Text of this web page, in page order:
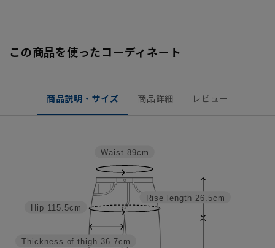
この商品を使ったコーディネート
商品説明・サイズ 商品詳細 レビュー
Rise length 26.5cm
Thickness of thigh 36.7cm
Hip 115.5cm
Waist 89cm